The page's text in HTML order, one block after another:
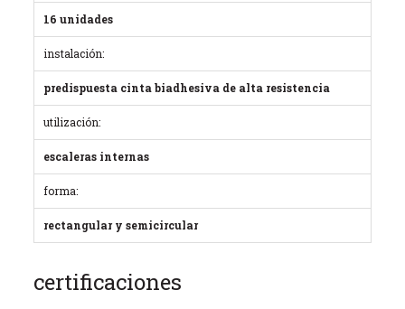
16 unidades
instalación:
predispuesta cinta biadhesiva de alta resistencia
utilización:
escaleras internas
forma:
rectangular y semicircular
certificaciones